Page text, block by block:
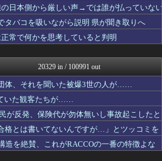
NEWSまとめもりー｜2c...
おーるじゃんる
政経ワロスまとめニュース♪
watch＠２ちゃんねる
投資ちゃんねる
アルファルファモザイク＠ネ...
痛いニュース(ﾉ∀`)
黒マッチョニュース
常識的に考えた
みそパンNEWS
モッコスヌ〜ン
国難にあってもの申す！！
保守速報
日本側から厳しい声→では誰が払っていない
タバコを吸いながら説明 県が聞き取りへ
常で何かを思考していると判明
20329 in / 100991 out
体、それを聞いた被爆3世の人が……
いた観客たちが……
が反発、保険代が勿体無いし事故起こしたと
格とは書いてないんですが…」とツッコミを
造を絶賛、これがRACCOの一番の特徴よな